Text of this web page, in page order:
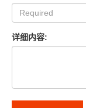
详细内容: